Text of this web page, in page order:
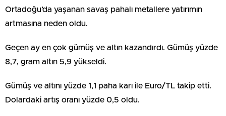
Ortadoğu’da yaşanan savaş pahalı metallere yatırımın
artmasına neden oldu.
Geçen ay en çok gümüş ve altın kazandırdı. Gümüş yüzde
8,7, gram altın 5,9 yükseldi.
Gümüş ve altını yüzde 1,1 paha karı ile Euro/TL takip etti.
Dolardaki artış oranı yüzde 0,5 oldu.